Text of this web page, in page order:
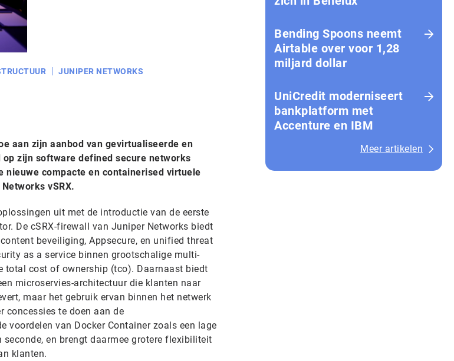
JUNIPER NETWORKS
aan zijn aanbod van gevirtualiseerde en
zijn software defined secure networks
compacte en containerised virtuele
vSRX.
uit met de introductie van de eerste
De cSRX-firewall van Juniper Networks biedt
beveiliging, Appsecure, en unified threat
as a service binnen grootschalige multi-
total cost of ownership (tco). Daarnaast biedt
microservies-architectuur die klanten naar
maar het gebruik ervan binnen het netwerk
concessies te doen aan de
voordelen van Docker Container zoals een lage
en brengt daarmee grotere flexibiliteit
klanten.
Bending Spoons neemt
Airtable over voor 1,28
miljard dollar
UniCredit moderniseert
bankplatform met
Accenture en IBM
Meer artikelen